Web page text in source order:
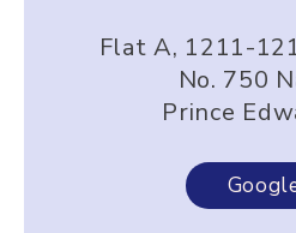
Flat A, 1211-
No. 750
Prince